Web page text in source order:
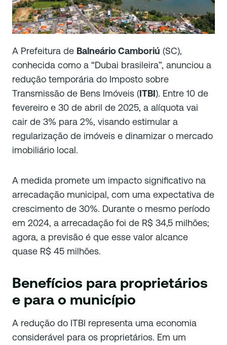
A Prefeitura de Balneário Camboriú (SC),
conhecida como a “Dubai brasileira”, anunciou a
redução temporária do Imposto sobre
Transmissão de Bens Imóveis (ITBI). Entre 10 de
fevereiro e 30 de abril de 2025, a alíquota vai
cair de 3% para 2%, visando estimular a
regularização de imóveis e dinamizar o mercado
imobiliário local.
A medida promete um impacto significativo na
arrecadação municipal, com uma expectativa de
crescimento de 30%. Durante o mesmo período
em 2024, a arrecadação foi de R$ 34,5 milhões;
agora, a previsão é que esse valor alcance
quase R$ 45 milhões.
Benefícios para proprietários
e para o município
A redução do ITBI representa uma economia
considerável para os proprietários. Em um